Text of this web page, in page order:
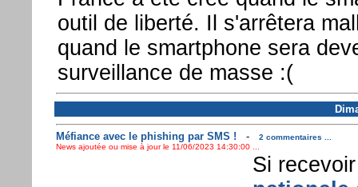
outil de liberté. Il s'arrêtera
quand le smartphone sera
surveillance de masse :(
Méfiance avec le phishing par SMS ! -
2 commentaires ...
News ajoutée ou mise à jour le 11/06/2023 14:30:00 ...
Si